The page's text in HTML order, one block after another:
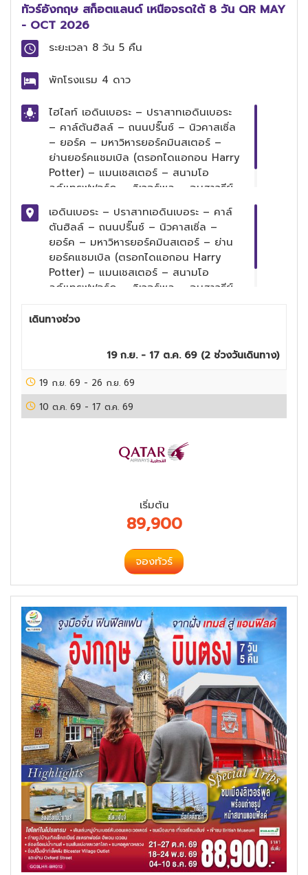
ทัวร์อังกฤษ สก็อตแลนด์ เหนือจรดใต้ 8 วัน QR MAY
- OCT 2026
ระยะเวลา 8 วัน 5 คืน
พักโรงแรม 4 ดาว
ไฮไลท์ เอดินเบอระ – ปราสาทเอดินเบอระ
– คาล์ตันฮิลล์ – ถนนปริ๊นซ์ – นิวคาสเซิ่ล
– ยอร์ค – มหาวิหารยอร์คมินสเตอร์ –
ย่านยอร์คแชมเบิล (ตรอกไดแอกอน Harry
Potter) – แมนเชสเตอร์ – สนามโอ
ลด์แทรฟฟอร์ด – ลิเวอร์พูล – อนุสาวรีย์
เอดินเบอระ – ปราสาทเอดินเบอระ – คาล์
ตันฮิลล์ – ถนนปริ๊นซ์ – นิวคาสเซิ่ล –
ยอร์ค – มหาวิหารยอร์คมินสเตอร์ – ย่าน
ยอร์คแชมเบิล (ตรอกไดแอกอน Harry
Potter) – แมนเชสเตอร์ – สนามโอ
ลด์แทรฟฟอร์ด – ลิเวอร์พูล – อนุสาวรีย์
เดินทางช่วง
19 ก.ย. - 17 ต.ค. 69 (2 ช่วงวันเดินทาง)
19 ก.ย. 69 - 26 ก.ย. 69
10 ต.ค. 69 - 17 ต.ค. 69
เริ่มต้น
89,900
จองทัวร์